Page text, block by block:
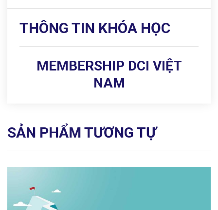
THÔNG TIN KHÓA HỌC
MEMBERSHIP DCI VIỆT
NAM
SẢN PHẨM TƯƠNG TỰ